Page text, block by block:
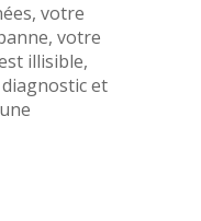
votre
votre
illisible,
et